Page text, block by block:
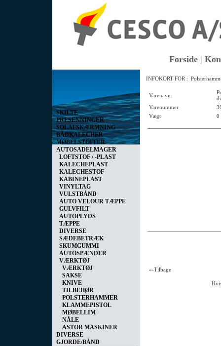
Forside |
SKILTE
PRESENNINGER
SOLAFSKÆRMNING
BÅDKALECHER
MØBELSTOFFER
AUTOSADELMAGER
LOFTSTOF / -PLAST
KALECHEPLAST
KALECHESTOF
KABINEPLAST
VINYLTAG
VULSTBÅND
AUTO VELOUR TÆPPE
GULVFILT
AUTOPLYDS
TÆPPE
DIVERSE
SÆDEBETRÆK
SKUMGUMMI
AUTOSPÆNDER
VÆRKTØJ
VÆRKTØJ
SAKSE
KNIVE
TILBEHØR
POLSTERHAMMER
KLAMMEPISTOL
MØBELLIM
NÅLE
ASTOR MASKINER
DIVERSE
GJORDE/BÅND
INFOKORT FOR :
Varenavn:
Varenummer
Vægt
0
«-Tilbage